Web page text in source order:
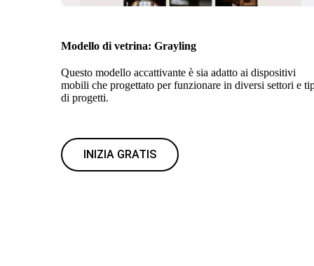
Modello di vetrina: Grayling
Questo modello accattivante è sia adatto ai dispositivi
mobili che progettato per funzionare in diversi settori e
di progetti.
INIZIA GRATIS